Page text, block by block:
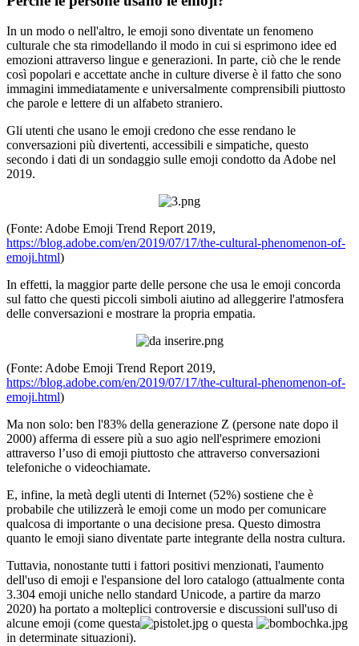
In un modo o nell'altro, le emoji sono diventate un fenomeno
culturale che sta rimodellando il modo in cui si esprimono idee ed
emozioni attraverso lingue e generazioni. In parte, ciò che le rende
così popolari e accettate anche in culture diverse è il fatto che sono
immagini immediatamente e universalmente comprensibili piuttosto
che parole e lettere di un alfabeto straniero.
Gli utenti che usano le emoji credono che esse rendano le
conversazioni più divertenti, accessibili e simpatiche, questo
secondo i dati di un sondaggio sulle emoji condotto da Adobe nel
2019.
(Fonte: Adobe Emoji Trend Report 2019,
https://blog.adobe.com/en/2019/07/17/the-cultural-phenomenon-of-
emoji.html)
In effetti, la maggior parte delle persone che usa le emoji concorda
sul fatto che questi piccoli simboli aiutino ad alleggerire l'atmosfera
delle conversazioni e mostrare la propria empatia.
(Fonte: Adobe Emoji Trend Report 2019,
https://blog.adobe.com/en/2019/07/17/the-cultural-phenomenon-of-
emoji.html)
Ma non solo: ben l'83% della generazione Z (persone nate dopo il
2000) afferma di essere più a suo agio nell'esprimere emozioni
attraverso l’uso di emoji piuttosto che attraverso conversazioni
telefoniche o videochiamate.
E, infine, la metà degli utenti di Internet (52%) sostiene che è
probabile che utilizzerà le emoji come un modo per comunicare
qualcosa di importante o una decisione presa. Questo dimostra
quanto le emoji siano diventate parte integrante della nostra cultura.
Tuttavia, nonostante tutti i fattori positivi menzionati, l'aumento
dell'uso di emoji e l'espansione del loro catalogo (attualmente conta
3.304 emoji uniche nello standard Unicode, a partire da marzo
2020) ha portato a molteplici controversie e discussioni sull'uso di
alcune emoji (come questa
o questa
in determinate situazioni).